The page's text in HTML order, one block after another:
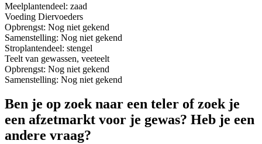
Meelplantendeel: zaad
Voeding Diervoeders
Opbrengst: Nog niet gekend
Samenstelling: Nog niet gekend
Stroplantendeel: stengel
Teelt van gewassen, veeteelt
Opbrengst: Nog niet gekend
Samenstelling: Nog niet gekend
Ben je op zoek naar een teler of zoek je
een afzetmarkt voor je gewas? Heb je een
andere vraag?